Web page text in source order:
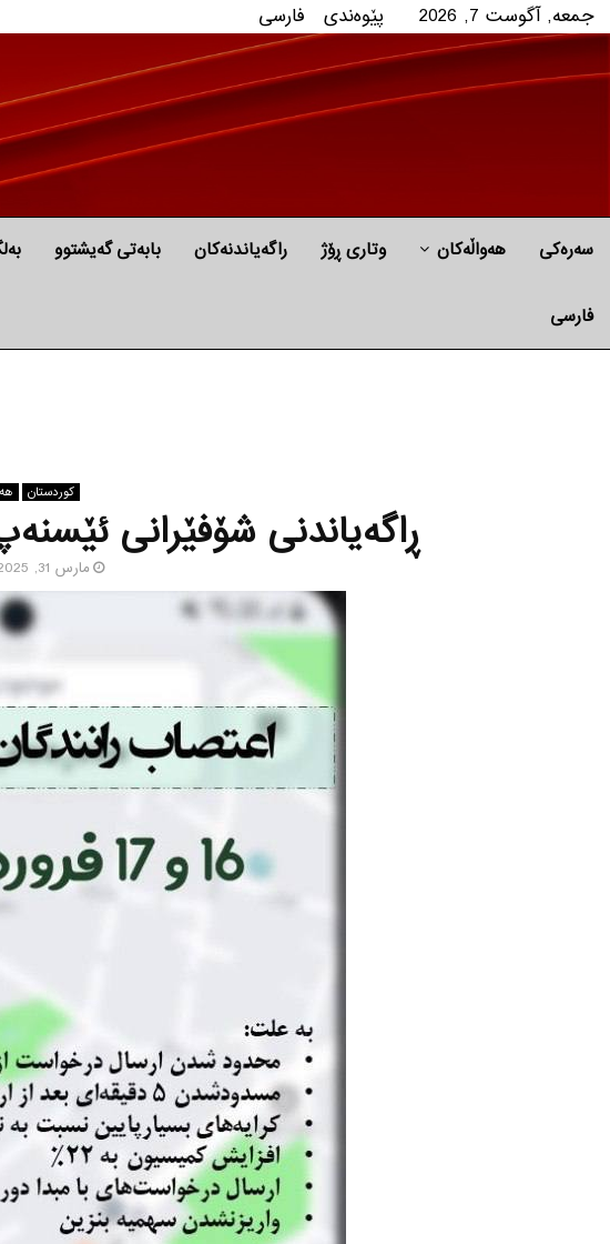
جمعه, آگوست 7, 2026 پێوه‌ندی فارسی
سەرەکی هه‌واڵه‌کان وتاری ڕۆژ راگه‌یاندنه‌كان بابه‌تی گه‌یشتوو
فارسی
كوردستان
ڕاگه‌یاندنی شۆفێرانی
مارس 31, 2025